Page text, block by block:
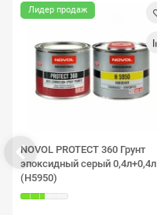
Лидер продаж
NOVOL PROTECT 360 Грунт
эпоксидный серый 0,4л+0,4л
(H5950)